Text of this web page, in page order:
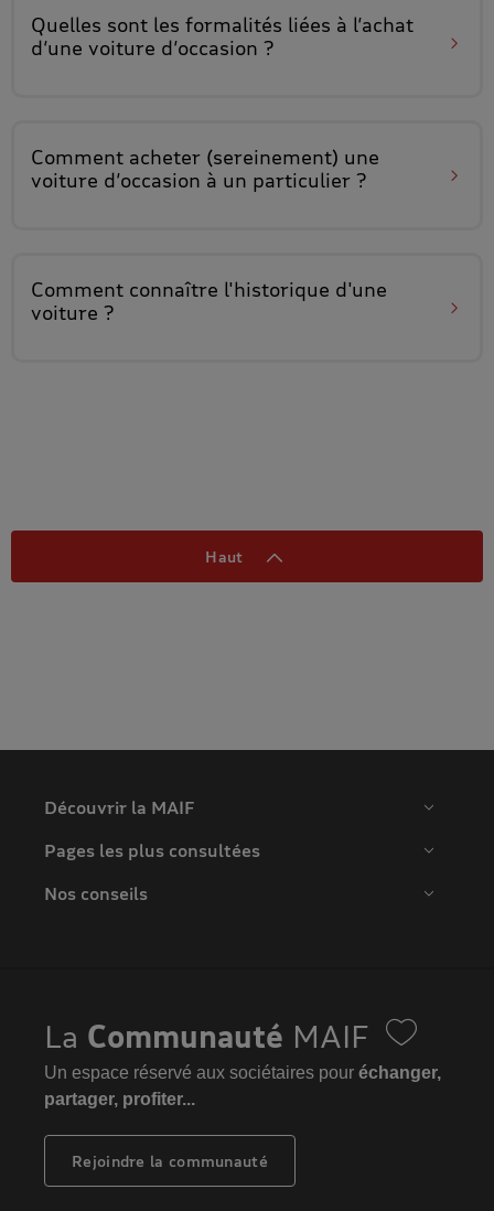
Quelles sont les formalités liées à l’achat
d’une voiture d’occasion ?
Comment acheter (sereinement) une
voiture d’occasion à un particulier ?
Comment connaître l'historique d'une
voiture ?
Haut
Découvrir la MAIF
Pages les plus consultées
Nos conseils
La Communauté MAIF
Un espace réservé aux sociétaires pour échanger,
partager, profiter...
Rejoindre la communauté